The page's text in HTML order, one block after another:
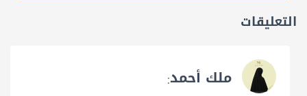
التعليقات
ملك أحمد: